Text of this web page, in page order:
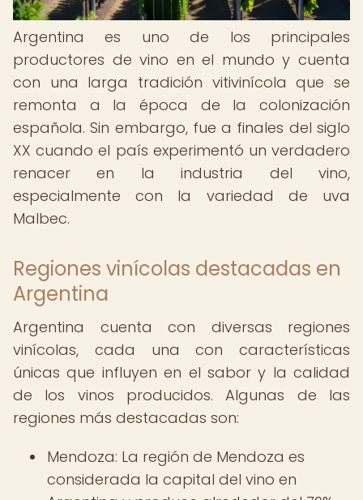
Argentina es uno de los principales
productores de vino en el mundo y cuenta
con una larga tradición vitivinícola que se
remonta a la época de la colonización
española. Sin embargo, fue a finales del siglo
XX cuando el país experimentó un verdadero
renacer en la industria del vino,
especialmente con la variedad de uva
Malbec.
Regiones vinícolas destacadas en
Argentina
Argentina cuenta con diversas regiones
vinícolas, cada una con características
únicas que influyen en el sabor y la calidad
de los vinos producidos. Algunas de las
regiones más destacadas son:
Mendoza: La región de Mendoza es
considerada la capital del vino en